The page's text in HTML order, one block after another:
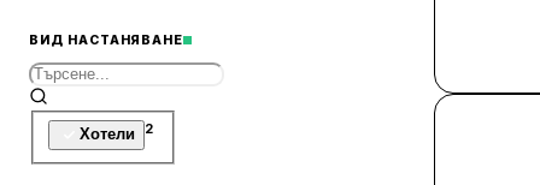
ВИД НАСТАНЯВАНЕ
Хотели 2